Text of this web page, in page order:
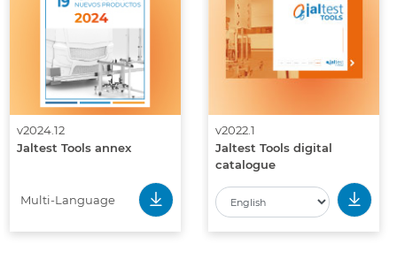
v2024.12
Jaltest Tools annex
Multi-Language
v2022.1
Jaltest Tools digital
catalogue